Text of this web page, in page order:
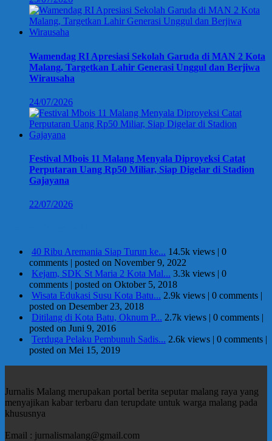
Wamendag RI Apresiasi Sekolah Garuda di MAN 2 Kota
Malang, Targetkan Lahir Generasi Unggul dan Berjiwa
Wirausaha
24/07/2026
Festival Mbois 11 Malang Menyala Diproyeksi Catat
Perputaran Uang Rp50 Miliar, Siap Digelar di Stadion
Gajayana
22/07/2026
40 Ribu Aremania Siap Turun ke... 14.5k views | 0
comments | posted on November 9, 2022
Kejam, SDK St Maria 2 Kota Mal... 3.3k views | 0
comments | posted on Oktober 5, 2018
Wisata Edukasi Susu Kota Batu... 2.9k views | 0 comments |
posted on Desember 23, 2018
Ditilang di Kota Batu, Oknum P... 2.7k views | 0 comments |
posted on Juni 9, 2016
Terduga Pelaku Pembunuh Sadis... 2.6k views | 0 comments |
posted on Mei 15, 2019
Jurnalis Malang merupakan portal berita seputar malang raya yang
menyajikan kabar terbaru dan terupdate untuk warga malang pada
khususnya
Email : jurnalismalang@gmail.com